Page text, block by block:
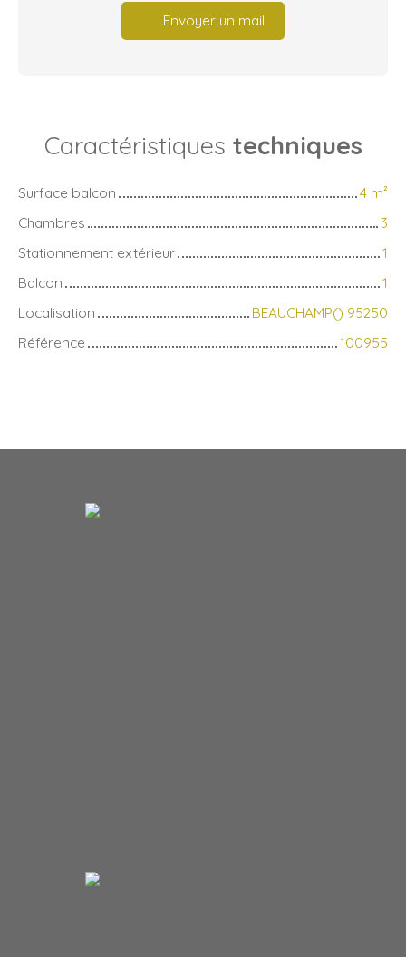
Envoyer un mail
Caractéristiques techniques
Surface balcon 4 m²
Chambres
3
Stationnement extérieur
1
Balcon
1
Localisation
BEAUCHAMP() 95250
Référence
100955